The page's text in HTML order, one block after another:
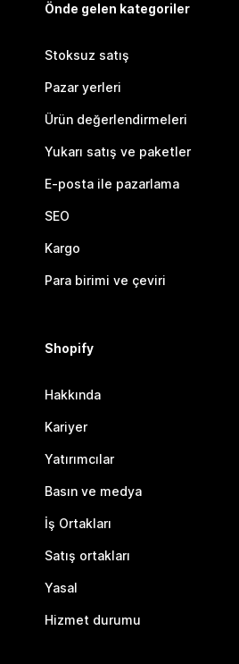
Önde gelen kategoriler
Stoksuz satış
Pazar yerleri
Ürün değerlendirmeleri
Yukarı satış ve paketler
E-posta ile pazarlama
SEO
Kargo
Para birimi ve çeviri
Shopify
Hakkında
Kariyer
Yatırımcılar
Basın ve medya
İş Ortakları
Satış ortakları
Yasal
Hizmet durumu